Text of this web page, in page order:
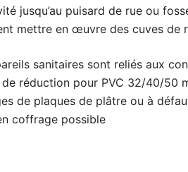
jusqu’au puisard de rue ou
mettre en œuvre des cuves de
sanitaires sont reliés aux
réduction pour PVC 32/40/50
de plaques de plâtre ou à
coffrage possible